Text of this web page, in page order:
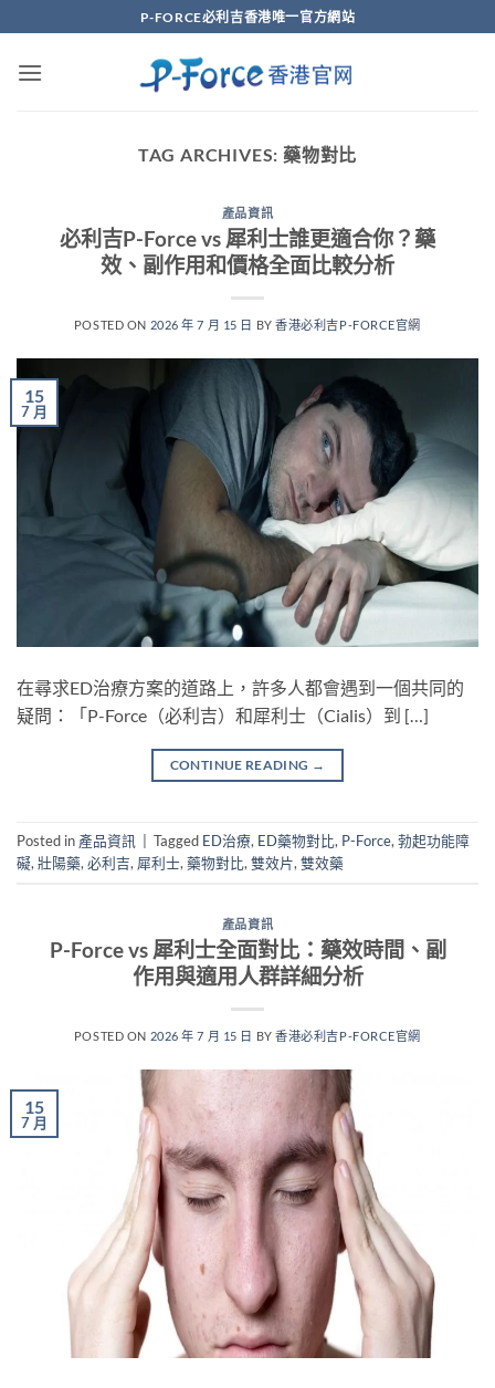
to
content
P-FORCE必利吉香港唯一官方網站
TAG ARCHIVES: 藥物對比
產品資訊
必利吉P-Force vs 犀利士誰更適合你？藥
效、副作用和價格全面比較分析
POSTED ON 2026 年 7 月 15 日 BY香港必利吉P-FORCE官網
15
7 月
在尋求ED治療方案的道路上，許多人都會遇到一個共同的
疑問：「P-Force（必利吉）和犀利士（Cialis）到 […]
CONTINUE READING →
Posted in 產品資訊 Tagged ED治療, ED藥物對比, P-Force,勃起功能障
礙,壯陽藥,必利吉, 犀利士,藥物對比,雙效片,雙效藥
產品資訊
P-Force vs 犀利士全面對比：藥效時間、副
作用與適用人群詳細分析
POSTED ON 2026 年 7 月 15 日 BY香港必利吉P-FORCE官網
15
7 月